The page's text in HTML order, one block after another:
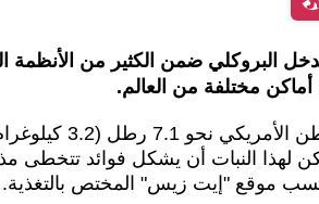
البروكلي ضمن الكثير من الأنظمة
مختلفة من العالم.
وفقا للتقديرات، يستهلك المواطن
لهذا النبات أن يشكل فوائد تتخطى
موقع "إيت زيس" المختص بالتغذية.